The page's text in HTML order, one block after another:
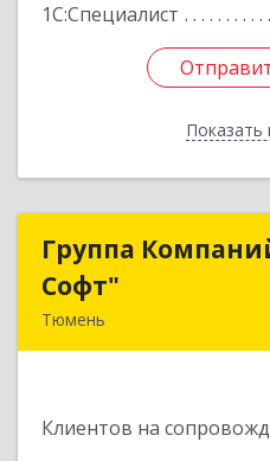
1С:Специалист
Показать
Группа
Софт"
Тюмень
Клиентов на
Группа